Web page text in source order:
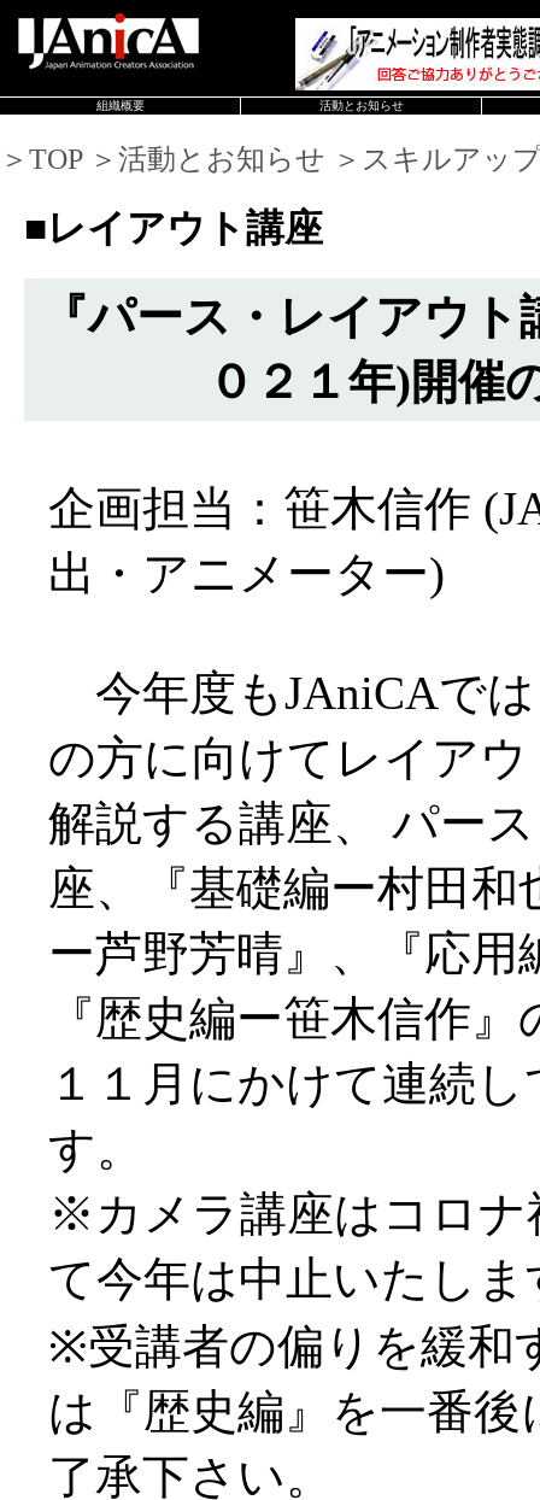
組織概要 活動とお知らせ
＞TOP ＞活動とお知らせ ＞スキルアッ
■レイアウト講座
『パース・レイアウ
０２１年)開催
企画担当：笹木信作
出・アニメーター)
今年度もJAniCAで
の方に向けてレイア
解説する講座、 パー
座、『基礎編ー村田和
ー芦野芳晴』、『応用
『歴史編ー笹木信作
１１月にかけて連続
す。
※カメラ講座はコロナ
て今年は中止いたしま
※受講者の偏りを緩和
は『歴史編』を一番
了承下さい。